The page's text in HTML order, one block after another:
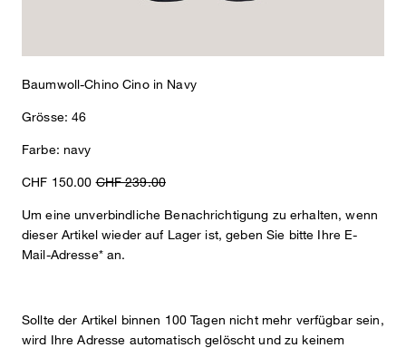
Baumwoll-Chino Cino in Navy
Grösse: 46
Farbe: navy
CHF 150.00CHF 239.00
Um eine unverbindliche Benachrichtigung zu erhalten, wenn
dieser Artikel wieder auf Lager ist, geben Sie bitte Ihre E-
Mail-Adresse* an.
Sollte der Artikel binnen 100 Tagen nicht mehr verfügbar sein,
wird Ihre Adresse automatisch gelöscht und zu keinem